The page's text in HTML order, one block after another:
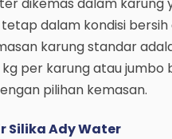
dikemas dalam
dalam kondisi
karung standar
per karung atau jumbo
pilihan kemasan.
Silika Ady Water